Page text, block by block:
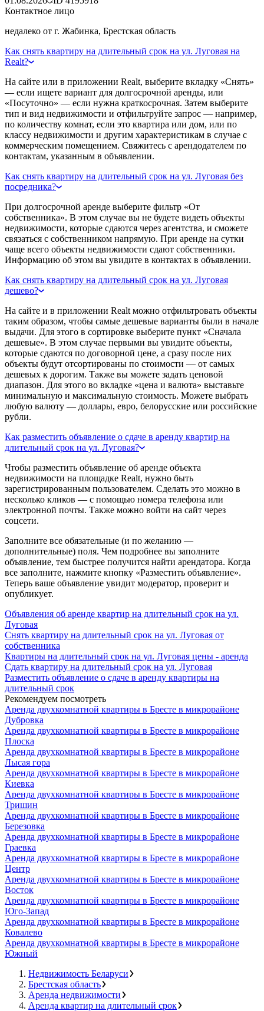
Контактное лицо
недалеко от г. Жабинка, Брестская область
Как снять квартиру на длительный срок на ул. Луговая на
Realt?
На сайте или в приложении Realt, выберите вкладку «Снять»
— если ищете вариант для долгосрочной аренды, или
«Посуточно» — если нужна краткосрочная. Затем выберите
тип и вид недвижимости и отфильтруйте запрос — например,
по количеству комнат, если это квартира или дом, или по
классу недвижимости и другим характеристикам в случае с
коммерческим помещением. Свяжитесь с арендодателем по
контактам, указанным в объявлении.
Как снять квартиру на длительный срок на ул. Луговая без
посредника?
При долгосрочной аренде выберите фильтр «От
собственника». В этом случае вы не будете видеть объекты
недвижимости, которые сдаются через агентства, и сможете
связаться с собственником напрямую. При аренде на сутки
чаще всего объекты недвижимости сдают собственники.
Информацию об этом вы увидите в контактах в объявлении.
Как снять квартиру на длительный срок на ул. Луговая
дешево?
На сайте и в приложении Realt можно отфильтровать объекты
таким образом, чтобы самые дешевые варианты были в начале
выдачи. Для этого в сортировке выберите пункт «Сначала
дешевые». В этом случае первыми вы увидите объекты,
которые сдаются по договорной цене, а сразу после них
объекты будут отсортированы по стоимости — от самых
дешевых к дорогим. Также вы можете задать ценовой
диапазон. Для этого во вкладке «цена и валюта» выставьте
минимальную и максимальную стоимость. Можете выбрать
любую валюту — доллары, евро, белорусские или российские
рубли.
Как разместить объявление о сдаче в аренду квартир на
длительный срок на ул. Луговая?
Чтобы разместить объявление об аренде объекта
недвижимости на площадке Realt, нужно быть
зарегистрированным пользователем. Сделать это можно в
несколько кликов — с помощью номера телефона или
электронной почты. Также можно войти на сайт через
соцсети.
Заполните все обязательные (и по желанию —
дополнительные) поля. Чем подробнее вы заполните
объявление, тем быстрее получится найти арендатора. Когда
все заполните, нажмите кнопку «Разместить объявление».
Теперь ваше объявление увидит модератор, проверит и
опубликует.
Объявления об аренде квартир на длительный срок на ул.
Луговая
Снять квартиру на длительный срок на ул. Луговая от
собственника
Квартиры на длительный срок на ул. Луговая цены - аренда
Сдать квартиру на длительный срок на ул. Луговая
Разместить объявление о сдаче в аренду квартиры на
длительный срок
Рекомендуем посмотреть
Аренда двухкомнатной квартиры в Бресте в микрорайоне
Дубровка
Аренда двухкомнатной квартиры в Бресте в микрорайоне
Плоска
Аренда двухкомнатной квартиры в Бресте в микрорайоне
Лысая гора
Аренда двухкомнатной квартиры в Бресте в микрорайоне
Киевка
Аренда двухкомнатной квартиры в Бресте в микрорайоне
Тришин
Аренда двухкомнатной квартиры в Бресте в микрорайоне
Березовка
Аренда двухкомнатной квартиры в Бресте в микрорайоне
Граевка
Аренда двухкомнатной квартиры в Бресте в микрорайоне
Центр
Аренда двухкомнатной квартиры в Бресте в микрорайоне
Восток
Аренда двухкомнатной квартиры в Бресте в микрорайоне
Юго-Запад
Аренда двухкомнатной квартиры в Бресте в микрорайоне
Ковалево
Аренда двухкомнатной квартиры в Бресте в микрорайоне
Южный
Недвижимость Беларуси
Брестская область
Аренда недвижимости
Аренда квартир на длительный срок